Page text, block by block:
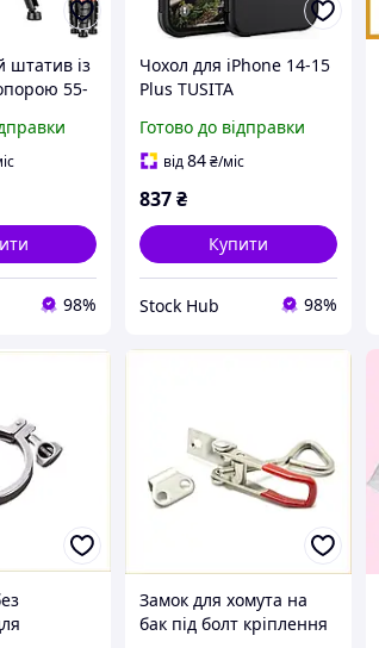
штатив із
55-
98%
Чохол для iPhone 14-15
Plus TUSITA
замок із надійною
системою фіксації
Готово до відправки
від84₴/міс
837₴
Купити
Stock Hub 98%
Замок для хомута на
бак під болт кріплення